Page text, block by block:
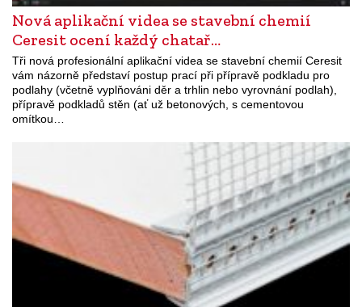
Nová aplikační videa se stavební chemií
Ceresit ocení každý chatař…
Tři nová profesionální aplikační videa se stavební chemií Ceresit
vám názorně představí postup prací při přípravě podkladu pro
podlahy (včetně vyplňováni děr a trhlin nebo vyrovnání podlah),
přípravě podkladů stěn (ať už betonových, s cementovou
omítkou…